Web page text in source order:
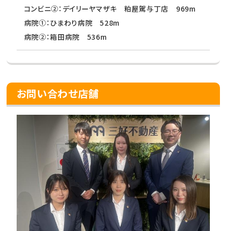
コンビニ②：デイリーヤマザキ 粕屋駕与丁店 969m
病院①：ひまわり病院 528m
病院②：箱田病院 536m
お問い合わせ店舗